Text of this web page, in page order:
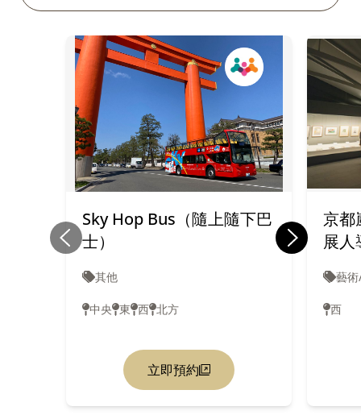
Sky Hop Bus（隨上隨下巴
士）
其他
中央 東 西 北方
立即預約
京都
展人
藝
西